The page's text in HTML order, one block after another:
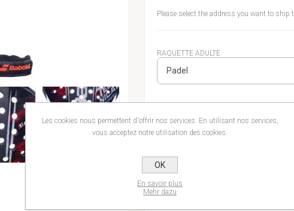
Please select the address you want to ship
RAQUETTE ADULTE
Les cookies nous permettent d'offrir nos services. En utilisant nos services,
vous acceptez notre utilisation des cookies.
OK
En savoir plus
Mehr dazu